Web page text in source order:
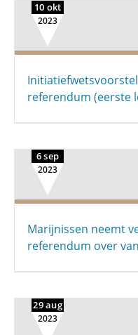
10 okt
2023
referendum (eerste
6 sep
2023
Marijnissen neemt
referendum over
29 aug
2023